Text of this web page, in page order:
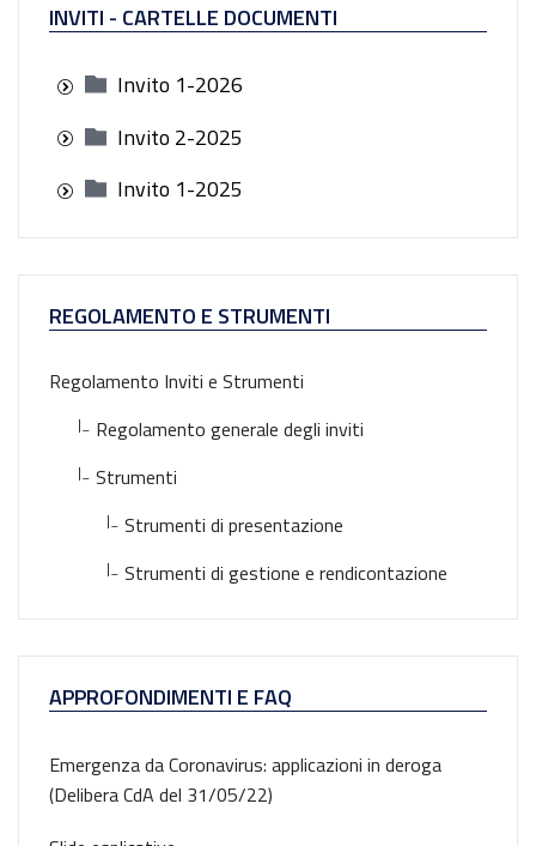
INVITI - CARTELLE DOCUMENTI
Invito 1-2026
Invito 2-2025
Invito 1-2025
REGOLAMENTO E STRUMENTI
Regolamento Inviti e Strumenti
|_ Regolamento generale degli inviti
|_ Strumenti
|_ Strumenti di presentazione
|_ Strumenti di gestione e rendicontazione
APPROFONDIMENTI E FAQ
Emergenza da Coronavirus: applicazioni in deroga
(Delibera CdA del 31/05/22)